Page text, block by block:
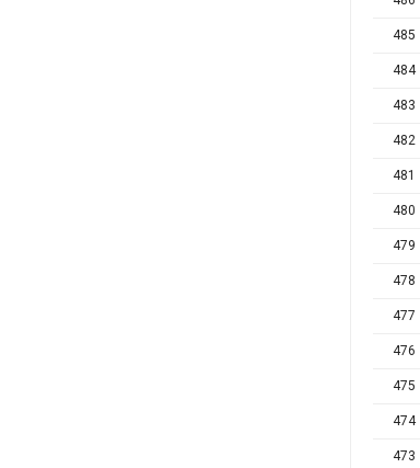
485
484
483
482
481
480
479
478
477
476
475
474
473